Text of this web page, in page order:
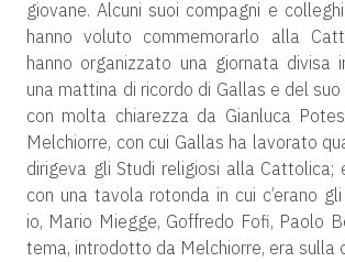
giovane. Alcuni suoi compagni e
hanno voluto commemorarlo alla
hanno organizzato una giornata divisa
una mattina di ricordo di Gallas e del
con molta chiarezza da Gianluca
Melchiorre, con cui Gallas ha lavorato
dirigeva gli Studi religiosi alla Cattolica;
con una tavola rotonda in cui c’erano
io, Mario Miegge, Goffredo Fofi, Paolo
tema, introdotto da Melchiorre, era sulla